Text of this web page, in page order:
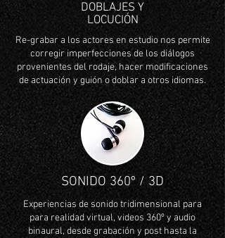
DOBLAJES Y
LOCUCIÓN
Re-grabar a los actores en estudio nos permite
corregir imperfecciones de los diálogos
provenientes del rodaje, hacer modificaciones
de actuación y guión o doblar a otros idiomas.
SONIDO 360º / 3D
Experiencias de sonido tridimensional para
para realidad virtual, videos 360º y audio
binaural, desde grabación y post hasta la